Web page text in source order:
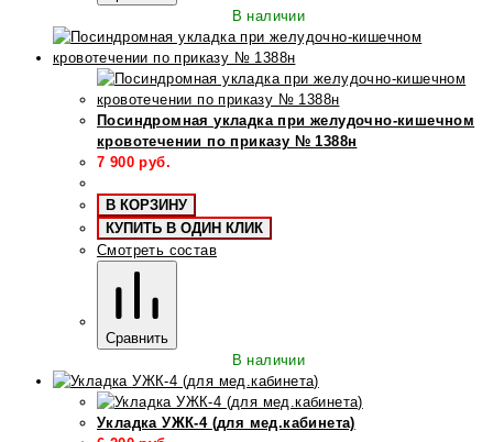
В наличии
Посиндромная укладка при желудочно-кишечном
кровотечении по приказу № 1388н
7 900 руб.
В КОРЗИНУ
КУПИТЬ В ОДИН КЛИК
Смотреть состав
Сравнить
В наличии
Укладка УЖК-4 (для мед.кабинета)